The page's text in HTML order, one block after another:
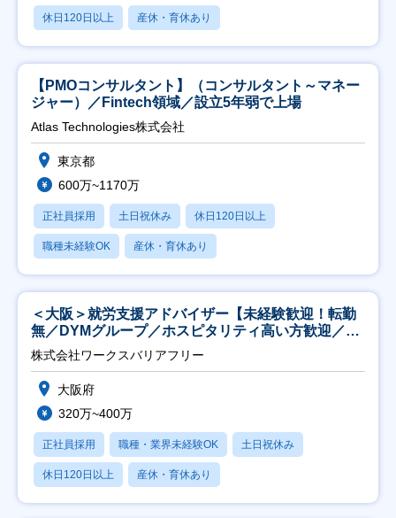
休日120日以上 産休・育休あり
【PMOコンサルタント】（コンサルタント～マネー
ジャー）／Fintech領域／設立5年弱で上場
Atlas Technologies株式会社
東京都
600万~1170万
正社員採用 土日祝休み 休日120日以上
職種未経験OK 産休・育休あり
＜大阪＞就労支援アドバイザー【未経験歓迎！転勤
無／DYMグループ／ホスピタリティ高い方歓迎／土
日祝】
株式会社ワークスバリアフリー
大阪府
320万~400万
正社員採用 職種・業界未経験OK 土日祝休み
休日120日以上 産休・育休あり